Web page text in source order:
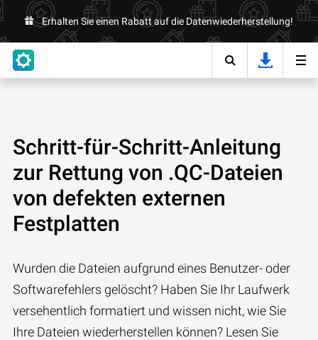
Erhalten Sie einen Rabatt auf die Datenwiederherstellung!
Schritt-für-Schritt-Anleitung
zur Rettung von .QC-Dateien
von defekten externen
Festplatten
Wurden die Dateien aufgrund eines Benutzer- oder
Softwarefehlers gelöscht? Haben Sie Ihr Laufwerk
versehentlich formatiert und wissen nicht, wie Sie
Ihre Dateien wiederherstellen können? Lesen Sie